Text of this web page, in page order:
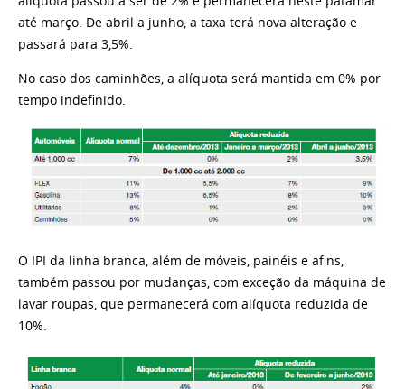
até março. De abril a junho, a taxa terá nova alteração e
passará para 3,5%.
No caso dos caminhões, a alíquota será mantida em 0% por
tempo indefinido.
O IPI da linha branca, além de móveis, painéis e afins,
também passou por mudanças, com exceção da máquina de
lavar roupas, que permanecerá com alíquota reduzida de
10%.